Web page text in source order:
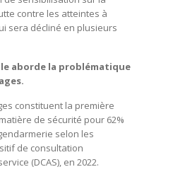
contre les atteintes à
sera décliné en plusieurs
aborde la problématique
constituent la première
de sécurité pour 62%
selon les
de consultation
(DCAS), en 2022.